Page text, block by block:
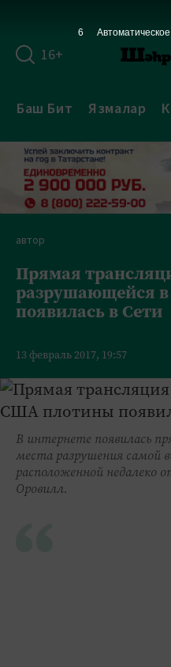
16+
Баш Бит Язмалар
автор
Прямая
разрушающейся
появилась в Сети
13 февраль 2017, 19:57
В интернете появилась
места разрушения самой
расположенной недалеко
Оровилл.
5